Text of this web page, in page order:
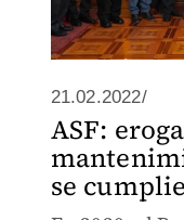
21.02.2022/
ASF:
se